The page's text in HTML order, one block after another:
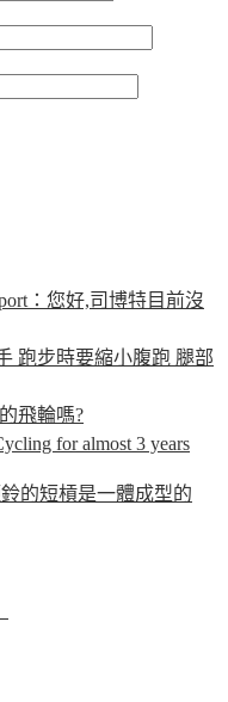
：您好,司博特目前沒
跑步時要縮小腹跑 腿部
飛輪嗎?
for almost 3 years
的短槓是一體成型的